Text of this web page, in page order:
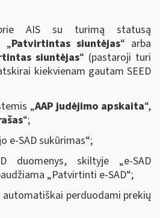
prie AIS su turimą statusą
„Patvirtintas siuntėjas“ arba
siuntėjas“ (pastaroji turi
kiekvienam gautam SEED
„AAP judėjimo apskaita“,
“;
e-SAD sukūrimas“;
duomenys, skiltyje „e-SAD
„Patvirtinti e-SAD“;
automatiškai perduodami prekių